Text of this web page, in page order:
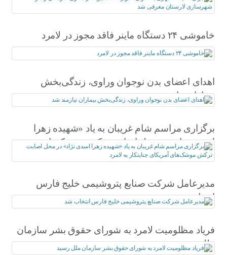
شد
خاموشی ۲۴ دستگاه ماینر فاقد مجوز در لامرد
اهدای اعضای بدن نوجوان وراوی، زندگی‌بخش
بیماران نیازمند شد
برگزاری مراسم شام غریبان به یاد «شهیده زهرا
اسدی نژاد» در محل اصابت ترکش موشک‌های
آمریکای جنایتکار به لامرد
مدیرعامل شرکت صنایع پتروشیمی خلیج فارس
انتخاب شد
فریاد مظلومیت لامرد به شورای حقوق بشر سازمان
ملل رسید